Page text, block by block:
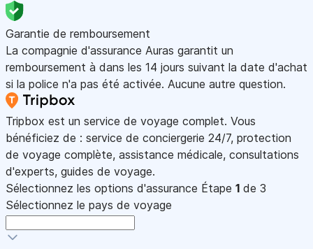
Garantie de remboursement
La compagnie d'assurance Auras garantit un
remboursement à dans les 14 jours suivant la date d'achat
si la police n'a pas été activée. Aucune autre question.
Tripbox est un service de voyage complet. Vous
bénéficiez de : service de conciergerie 24/7, protection
de voyage complète, assistance médicale, consultations
d'experts, guides de voyage.
Sélectionnez les options d'assurance Étape 1 de 3
Sélectionnez le pays de voyage